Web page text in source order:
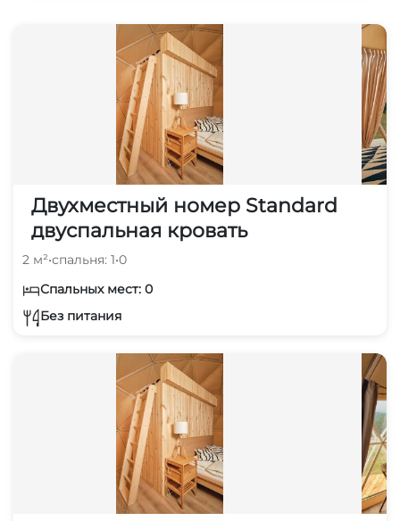
Двухместный номер Standard
двуспальная кровать
2 м²•спальня: 1•0
Спальных мест: 0
Без питания